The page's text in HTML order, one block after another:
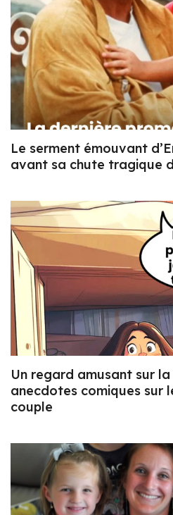
Le serment émouvant
avant sa chute tragique
Un regard amusant sur
anecdotes comiques sur
couple